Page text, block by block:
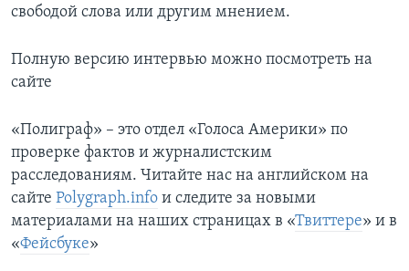
свободой слова или другим мнением.
Полную версию интервью можно посмотреть на
сайте
«Полиграф» – это отдел «Голоса Америки» по
проверке фактов и журналистским
расследованиям. Читайте нас на английском на
сайте Polygraph.info и следите за новыми
материалами на наших страницах в «Твиттере» и в
«Фейсбуке»